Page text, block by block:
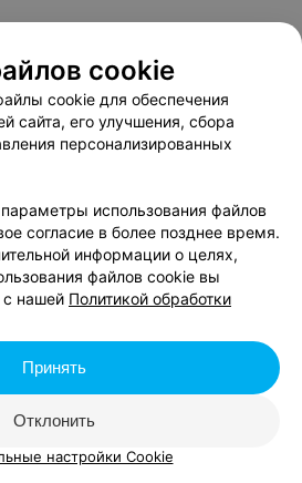
cookie
cookie для обеспечения
сайта, его улучшения, сбора
персонализированных
использования файлов
согласие в более позднее время.
информации о целях,
файлов cookie вы
с нашей Политикой обработки
Отклонить
Принять
настройки Cookie